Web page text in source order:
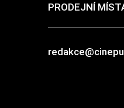
PRODEJNÍ